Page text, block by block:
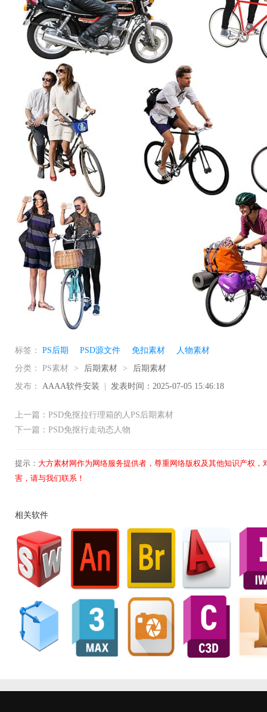
标签： PS后期 PSD源文件 免扣素材
人物素材
分类： PS素材 > 后期素材 >
后期素材
发布： AAAA软件安装 发表时间：2025-07-05 15:46:18
上一篇：PSD免抠拉行理箱的人PS后期素材
下一篇：PSD免抠行走动态人物
提示： 大方素材网作为网络服务提供者，尊重网络版权及其他知识产权
害，请与我们联系！
相关软件